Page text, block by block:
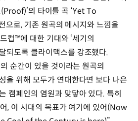
의 타이틀 곡 ‘Yet To
으로, 기존 원곡의 메시지와 느낌을
컵™에 대한 기대와 ‘세기의
되도록 클라이맥스를 강조했다.
순간이 있을 것이라는 원곡의
을 위해 모두가 연대한다면 보다 나은
캠페인의 염원과 맞닿아 있다. 특히
, 이 시대의 목표가 여기에 있어(Now